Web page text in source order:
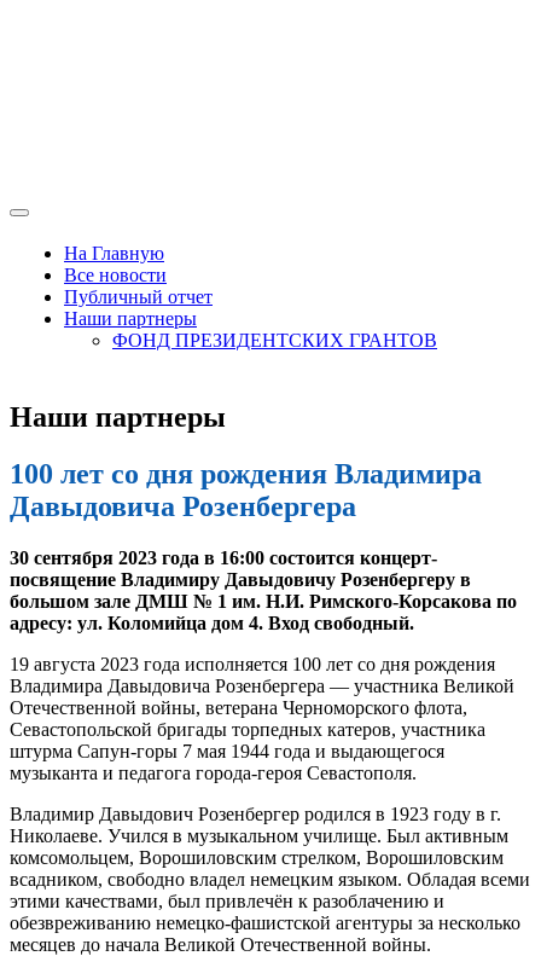
На Главную
Все новости
Публичный отчет
Наши партнеры
ФОНД ПРЕЗИДЕНТСКИХ ГРАНТОВ
Наши партнеры
100 лет со дня рождения Владимира
Давыдовича Розенбергера
30 сентября 2023 года в 16:00 состоится концерт-
посвящение Владимиру Давыдовичу Розенбергеру в
большом зале ДМШ № 1 им. Н.И. Римского-Корсакова по
адресу: ул. Коломийца дом 4. Вход свободный.
19 августа 2023 года исполняется 100 лет со дня рождения
Владимира Давыдовича Розенбергера — участника Великой
Отечественной войны, ветерана Черноморского флота,
Севастопольской бригады торпедных катеров, участника
штурма Сапун-горы 7 мая 1944 года и выдающегося
музыканта и педагога города-героя Севастополя.
Владимир Давыдович Розенбергер родился в 1923 году в г.
Николаеве. Учился в музыкальном училище. Был активным
комсомольцем, Ворошиловским стрелком, Ворошиловским
всадником, свободно владел немецким языком. Обладая всеми
этими качествами, был привлечён к разоблачению и
обезвреживанию немецко-фашистской агентуры за несколько
месяцев до начала Великой Отечественной войны.